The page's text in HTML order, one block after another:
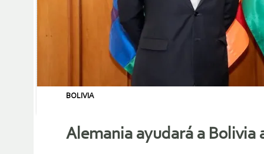
BOLIVIA
Alemania ayudará a Bolivia